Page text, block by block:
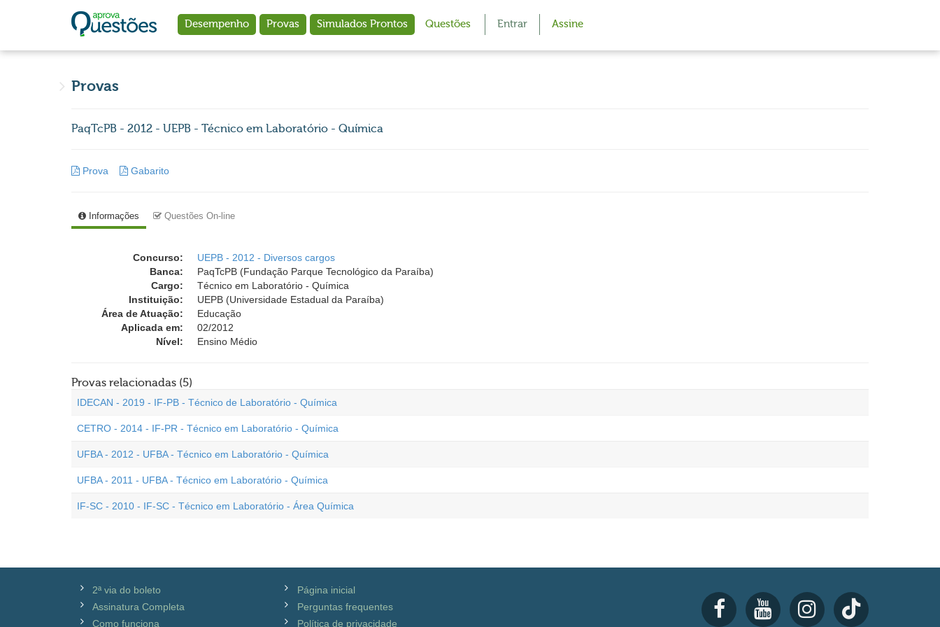
Desempenho Provas Simulados Prontos Questões Entrar Assine
Provas
PaqTcPB - 2012 - UEPB - Técnico em Laboratório - Química
Prova Gabarito
Informações Questões On-line
Concurso:
UEPB - 2012 - Diversos cargos
Banca:
PaqTcPB (Fundação Parque Tecnológico da Paraíba)
Cargo:
Técnico em Laboratório - Química
Instituição:
UEPB (Universidade Estadual da Paraíba)
Área de Atuação:
Educação
Aplicada em:
02/2012
Nível:
Ensino Médio
Provas relacionadas (5)
IDECAN - 2019 - IF-PB - Técnico de Laboratório - Química
CETRO - 2014 - IF-PR - Técnico em Laboratório - Química
UFBA - 2012 - UFBA - Técnico em Laboratório - Química
UFBA - 2011 - UFBA - Técnico em Laboratório - Química
IF-SC - 2010 - IF-SC - Técnico em Laboratório - Área Química
2ª via do boleto
Assinatura Completa
Como funciona
Página inicial
Perguntas frequentes
Política de privacidade